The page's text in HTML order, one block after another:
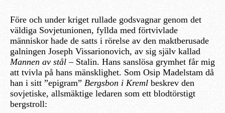
Före och under kriget rullade godsvagnar genom det
väldiga Sovjetunionen, fyllda med förtvivlade
människor hade de satts i rörelse av den maktberusade
galningen Joseph Vissarionovich, av sig själv kallad
Mannen av stål –Stalin. Hans sanslösa grymhet får mig
att tvivla på hans mänsklighet. Som Osip Madelstam då
han i sitt ”epigram” Bergsbon i Kreml beskrev den
sovjetiske, allsmäktige ledaren som ett blodtörstigt
bergstroll: